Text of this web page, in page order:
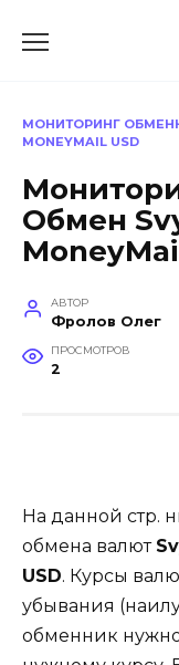
МОНИТОРИНГ
MONEYMAIL USD
Обмен
АВТОР
Фролов Олег
ПРОСМОТРОВ
2
На данной стр.
обмена валют
USD. Курсы
убывания
обменник